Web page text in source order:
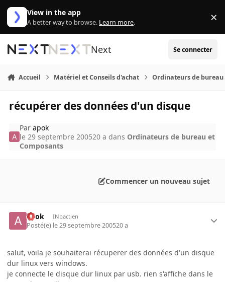
Aller au contenu
View in the app
A better way to browse. Learn more. ×
Next Se connecter
Accueil Matériel et Conseils d'achat Ordinateurs de bureau
récupérer des données d'un disque
Parapok
le 29 septembre 200520 a dans Ordinateurs de bureau et
Composants
Commencer un nouveau sujet
apok INpactien
Posté(e) le 29 septembre 200520 a
salut, voila je souhaiterai récuperer des données d'un disque
dur linux vers windows.
je connecte le disque dur linux par usb. rien s'affiche dans le